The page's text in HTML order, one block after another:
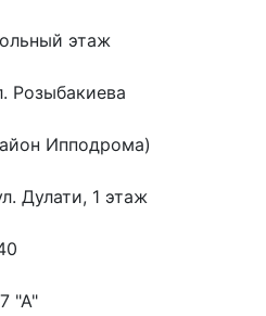
этаж
Розыбакиева
Ипподрома)
Дулати, 1 этаж
"А"